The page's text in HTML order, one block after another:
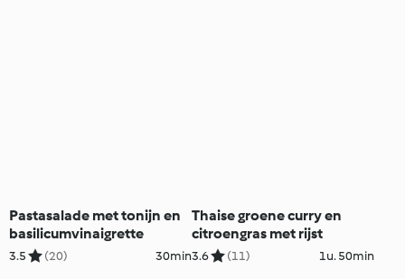
Pastasalade met tonijn en
basilicumvinaigrette
3.5 (20) 30min
Thaise groene curry en
citroengras met rijst
3.6 (11) 1u. 50min